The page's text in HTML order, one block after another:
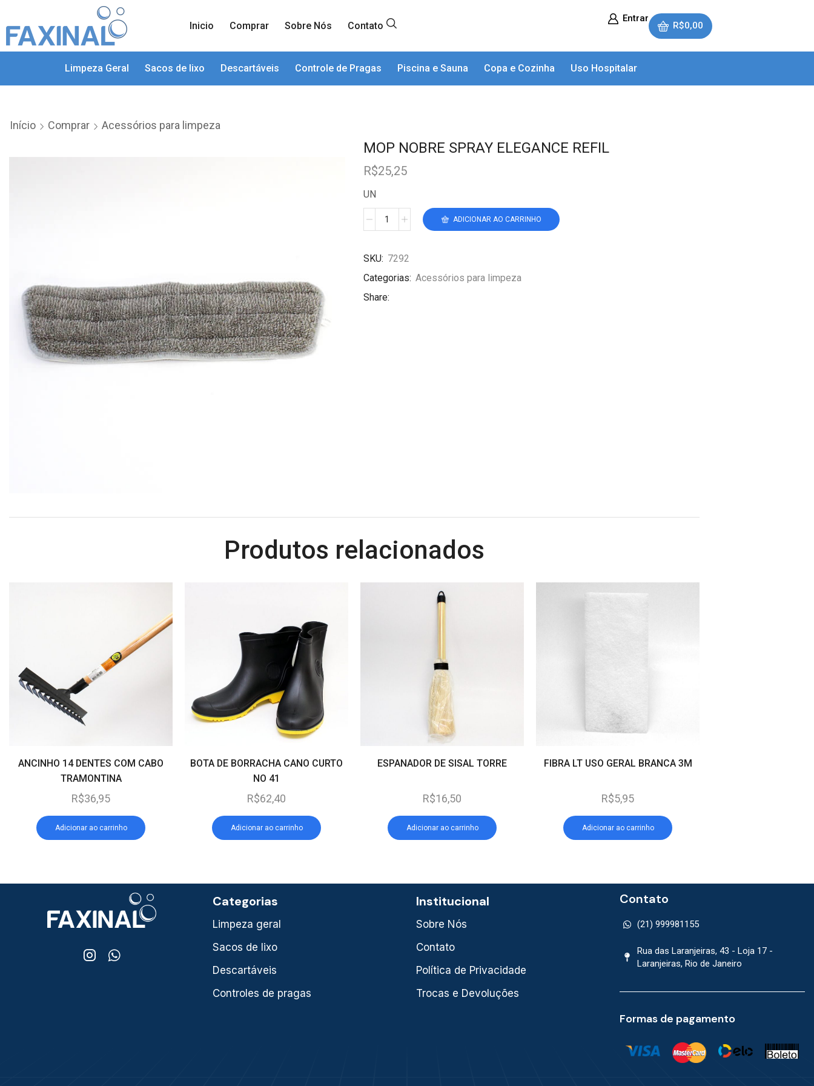
Inicio Comprar Sobre Nós Contato
Entrar
R$0,00
Limpeza Geral Sacos de lixo Descartáveis Controle de Pragas Piscina e Sauna Copa e Cozinha Uso Hospitalar
Início Comprar Acessórios para limpeza
MOP NOBRE SPRAY ELEGANCE REFIL
R$25,25
UN
ADICIONAR AO CARRINHO
SKU: 7292
Categorias: Acessórios para limpeza
Share:
Produtos relacionados
ANCINHO 14 DENTES COM CABO
TRAMONTINA
R$36,95
Adicionar ao carrinho
BOTA DE BORRACHA CANO CURTO
NO 41
R$62,40
Adicionar ao carrinho
ESPANADOR DE SISAL TORRE
R$16,50
Adicionar ao carrinho
FIBRA LT USO GERAL BRANCA 3M
R$5,95
Adicionar ao carrinho
Categorias
Limpeza geral
Sacos de lixo
Descartáveis
Controles de pragas
Institucional
Sobre Nós
Contato
Política de Privacidade
Trocas e Devoluções
Contato
(21) 999981155
Rua das Laranjeiras, 43 - Loja 17 -
Laranjeiras, Rio de Janeiro
Formas de pagamento